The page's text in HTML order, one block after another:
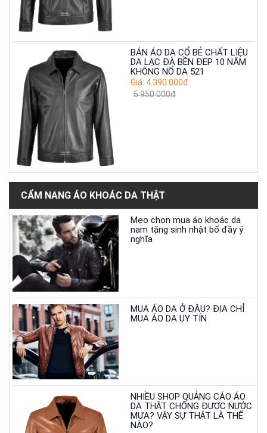
BÁN ÁO DA CỔ BẺ CHẤT LIỆU
DA LẠC ĐÀ BỀN ĐẸP 10 NĂM
KHÔNG NỔ DA 521
Giá: 4.390.000đ
5.950.000đ
CẨM NANG ÁO KHOÁC DA THẬT
Mẹo chọn mua áo khoác da
nam tặng sinh nhật bố đầy ý
nghĩa
MUA ÁO DA Ở ĐÂU? ĐỊA CHỈ
MUA ÁO DA UY TÍN
NHIỀU SHOP QUẢNG CÁO ÁO
DA THẬT CHỐNG ĐƯỢC NƯỚC
MƯA? VẬY SỰ THẬT LÀ THẾ
NÀO?